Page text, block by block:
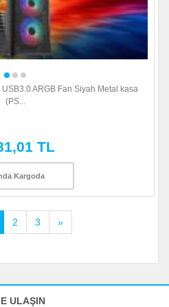
ARGB Fan Siyah Metal kasa
(PS...
TL
Kargoda
2 3 »
ULAŞIN